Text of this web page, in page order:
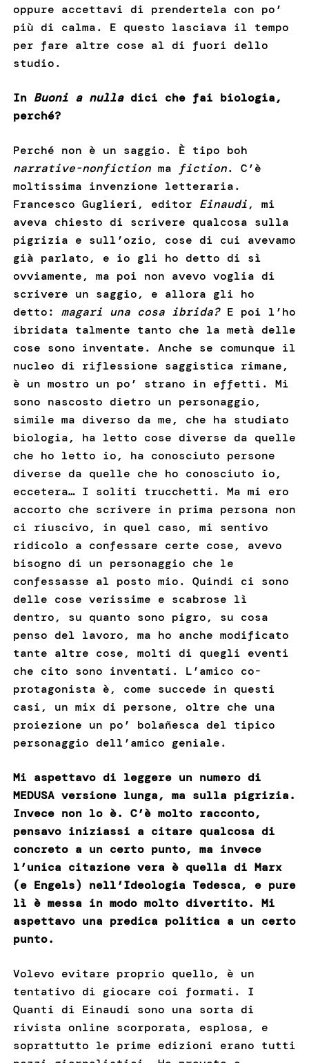
oppure accettavi di prendertela con po’
più di calma. E questo lasciava il tempo
per fare altre cose al di fuori dello
studio.
In Buoni a nulladici che fai biologia,
perché?
Perché non è un saggio. È tipo boh
narrative-nonfiction ma fiction. C’è
moltissima invenzione letteraria.
Francesco Guglieri, editor Einaudi, mi
aveva chiesto di scrivere qualcosa sulla
pigrizia e sull’ozio, cose di cui avevamo
già parlato, e io gli ho detto di sì
ovviamente, ma poi non avevo voglia di
scrivere un saggio, e allora gli ho
detto: magari una cosa ibrida?E poi l’ho
ibridata talmente tanto che la metà delle
cose sono inventate. Anche se comunque il
nucleo di riflessione saggistica rimane,
è un mostro un po’ strano in effetti. Mi
sono nascosto dietro un personaggio,
simile ma diverso da me, che ha studiato
biologia, ha letto cose diverse da quelle
che ho letto io, ha conosciuto persone
diverse da quelle che ho conosciuto io,
eccetera… I soliti trucchetti. Ma mi ero
accorto che scrivere in prima persona non
ci riuscivo, in quel caso, mi sentivo
ridicolo a confessare certe cose, avevo
bisogno di un personaggio che le
confessasse al posto mio. Quindi ci sono
delle cose verissime e scabrose lì
dentro, su quanto sono pigro, su cosa
penso del lavoro, ma ho anche modificato
tante altre cose, molti di quegli eventi
che cito sono inventati. L’amico co-
protagonista è, come succede in questi
casi, un mix di persone, oltre che una
proiezione un po’ bolañesca del tipico
personaggio dell’amico geniale.
Mi aspettavo di leggere un numero di
MEDUSA versione lunga, ma sulla pigrizia.
Invece non lo è. C’è molto racconto,
pensavo iniziassi a citare qualcosa di
concreto a un certo punto, ma invece
l’unica citazione vera è quella di Marx
(e Engels) nell’Ideologia Tedesca, e pure
lì è messa in modo molto divertito. Mi
aspettavo una predica politica a un certo
punto.
Volevo evitare proprio quello, è un
tentativo di giocare coi formati. I
Quanti di Einaudi sono una sorta di
rivista online scorporata, esplosa, e
soprattutto le prime edizioni erano tutti